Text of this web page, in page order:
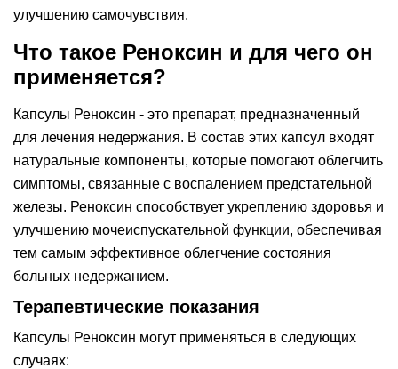
улучшению самочувствия.
Что такое Реноксин и для чего он
применяется?
Капсулы Реноксин - это препарат, предназначенный
для лечения недержания. В состав этих капсул входят
натуральные компоненты, которые помогают облегчить
симптомы, связанные с воспалением предстательной
железы. Реноксин способствует укреплению здоровья и
улучшению мочеиспускательной функции, обеспечивая
тем самым эффективное облегчение состояния
больных недержанием.
Терапевтические показания
Капсулы Реноксин могут применяться в следующих
случаях: